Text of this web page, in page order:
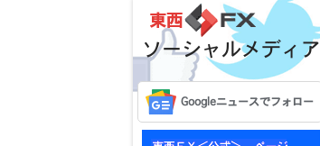
ソーシャルメディア
Googleニュースでフォロー